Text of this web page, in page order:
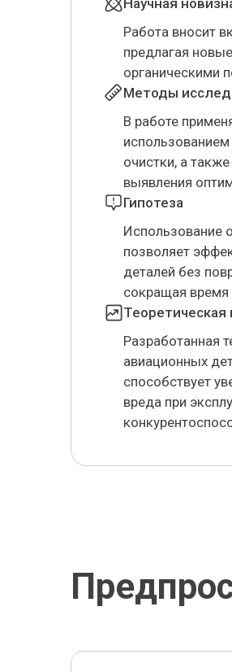
Научная
Работа вносит
предлагая
органическими
Методы
В работе
очистки, а
выявления
Гипотеза
Использование
позволяет
деталей без
сокращая время
Теоретическая
Разработанная
авиационных
способствует
вреда при